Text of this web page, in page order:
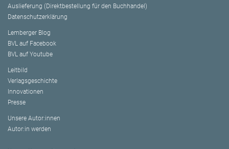
Auslieferung (Direktbestellung für den Buchhandel)
Datenschutzerklärung
Lemberger Blog
BVL auf Facebook
BVL auf Youtube
Leitbild
Verlagsgeschichte
Innovationen
Presse
Unsere Autor:innen
Autor:in werden